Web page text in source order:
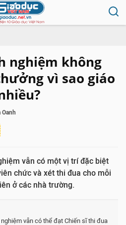
nghiệm không
vì sao giáo
Oanh
vẫn có một vị trí đặc biệt
chức và xét thi đua cho mỗi
ở các nhà trường.
vẫn có thể đạt Chiến sĩ thi đua